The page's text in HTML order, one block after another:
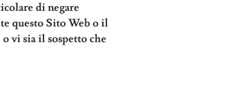
di negare
questo Sito Web o il
vi sia il sospetto che